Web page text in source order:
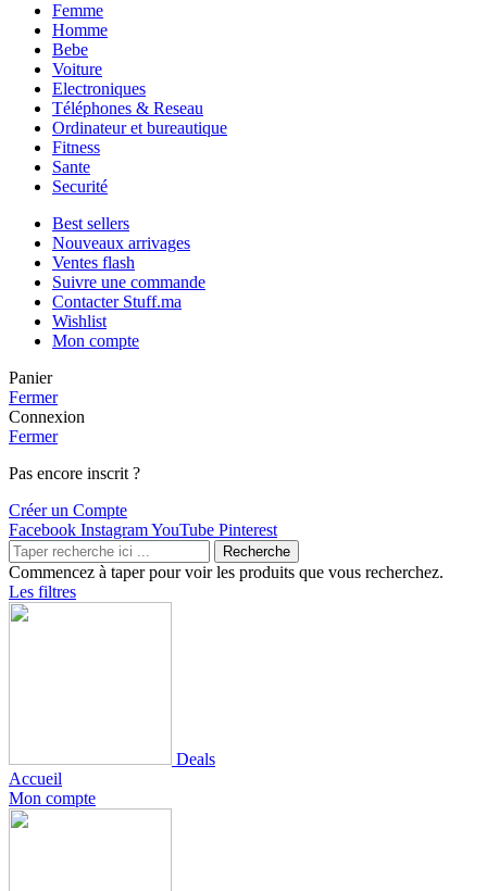
Femme
Homme
Bebe
Voiture
Electroniques
Téléphones & Reseau
Ordinateur et bureautique
Fitness
Sante
Securité
Best sellers
Nouveaux arrivages
Ventes flash
Suivre une commande
Contacter Stuff.ma
Wishlist
Mon compte
Panier
Fermer
Connexion
Fermer
Pas encore inscrit ?
Créer un Compte
Facebook InstagramYouTube Pinterest
Recherche
Commencez à taper pour voir les produits que vous recherchez.
Les filtres
Deals
Accueil
Mon compte